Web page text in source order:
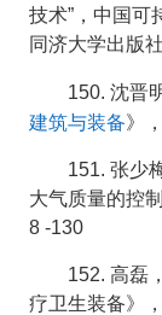
技术”，中国可
同济大学出版
150. 沈晋
建筑与装备》
151. 张少
大气质量的控
8 -130
152. 高磊
疗卫生装备》